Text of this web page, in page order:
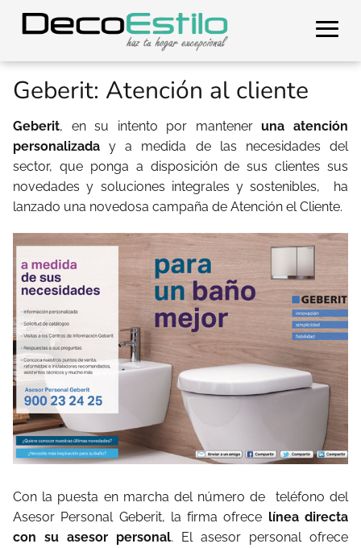
Geberit: Atención al cliente
Geberit, en su intento por manteneruna atención
personalizada y a medida de las necesidades del
sector, que ponga a disposición de sus clientes sus
novedades y soluciones integrales y sostenibles, ha
lanzado una novedosa campaña de Atención el Cliente.
Con la puesta en marcha del número de teléfono del
Asesor Personal Geberit, la firma ofrece línea directa
con su asesor personal. El asesor personal ofrece